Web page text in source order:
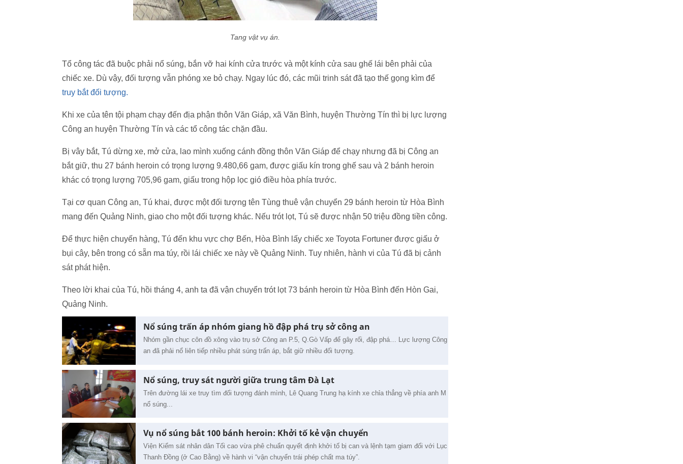
Tang vật vụ án.
Tổ công tác đã buộc phải nổ súng, bắn vỡ hai kính cửa trước và một kính cửa sau ghế lái bên phải của
chiếc xe. Dù vậy, đối tượng vẫn phóng xe bỏ chạy. Ngay lúc đó, các mũi trinh sát đã tạo thế gọng kìm để
truy bắt đối tượng.
Khi xe của tên tội phạm chạy đến địa phận thôn Văn Giáp, xã Văn Bình, huyện Thường Tín thì bị lực lượng
Công an huyện Thường Tín và các tổ công tác chặn đầu.
Bị vây bắt, Tú dừng xe, mở cửa, lao mình xuống cánh đồng thôn Văn Giáp để chạy nhưng đã bị Công an
bắt giữ, thu 27 bánh heroin có trọng lượng 9.480,66 gam, được giấu kín trong ghế sau và 2 bánh heroin
khác có trọng lượng 705,96 gam, giấu trong hộp lọc gió điều hòa phía trước.
Tại cơ quan Công an, Tú khai, được một đối tượng tên Tùng thuê vận chuyển 29 bánh heroin từ Hòa Bình
mang đến Quảng Ninh, giao cho một đối tượng khác. Nếu trót lọt, Tú sẽ được nhận 50 triệu đồng tiền công.
Để thực hiện chuyến hàng, Tú đến khu vực chợ Bến, Hòa Bình lấy chiếc xe Toyota Fortuner được giấu ở
bụi cây, bên trong có sẵn ma túy, rồi lái chiếc xe này về Quảng Ninh. Tuy nhiên, hành vi của Tú đã bị cảnh
sát phát hiện.
Theo lời khai của Tú, hồi tháng 4, anh ta đã vận chuyển trót lọt 73 bánh heroin từ Hòa Bình đến Hòn Gai,
Quảng Ninh.
Nổ súng trấn áp nhóm giang hồ đập phá trụ sở công an
Nhóm gần chục côn đồ xông vào trụ sở Công an P.5, Q.Gò Vấp để gây rối, đập phá… Lực lượng Công
an đã phải nổ liên tiếp nhiều phát súng trấn áp, bắt giữ nhiều đối tượng.
Nổ súng, truy sát người giữa trung tâm Đà Lạt
Trên đường lái xe truy tìm đối tượng đánh mình, Lê Quang Trung hạ kính xe chỉa thẳng về phía anh M
nổ súng...
Vụ nổ súng bắt 100 bánh heroin: Khởi tố kẻ vận chuyển
Viện Kiểm sát nhân dân Tối cao vừa phê chuẩn quyết định khởi tố bị can và lệnh tạm giam đối với Lục
Thanh Đồng (ở Cao Bằng) về hành vi “vận chuyển trái phép chất ma túy”.